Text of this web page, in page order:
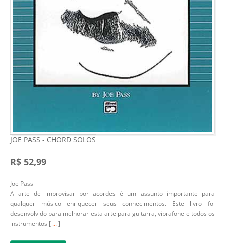
JOE PASS - CHORD SOLOS
R$ 52,99
Joe Pass
A arte de improvisar por acordes é um assunto importante para
qualquer músico enriquecer seus conhecimentos. Este livro foi
desenvolvido para melhorar esta arte para guitarra, vibrafone e todos os
instrumentos [ ...]